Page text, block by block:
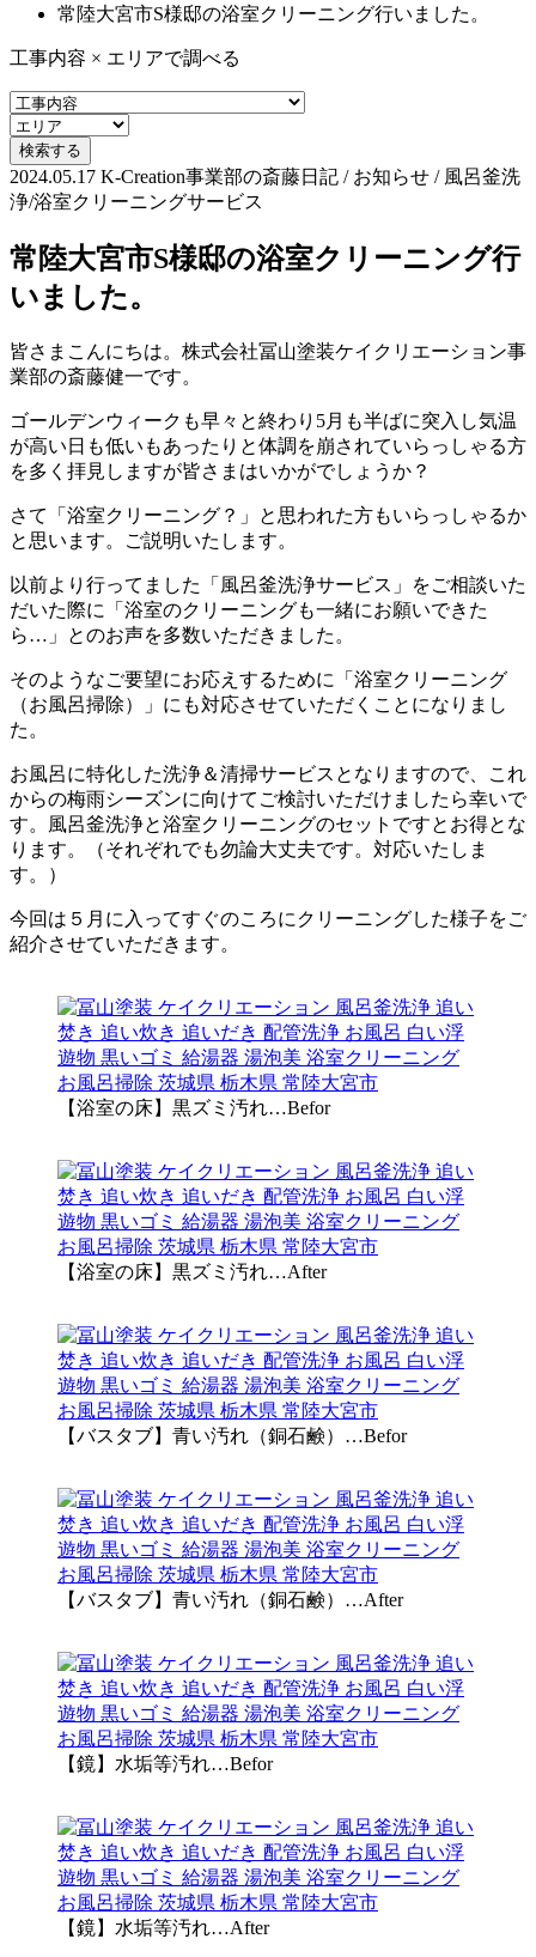
常陸大宮市S様邸の浴室クリーニング行いました。
工事内容 × エリアで調べる
2024.05.17 K-Creation事業部の斎藤日記 / お知らせ / 風呂釜洗
浄/浴室クリーニングサービス
常陸大宮市S様邸の浴室クリーニング行
いました。
皆さまこんにちは。株式会社冨山塗装ケイクリエーション事
業部の斎藤健一です。
ゴールデンウィークも早々と終わり5月も半ばに突入し気温
が高い日も低いもあったりと体調を崩されていらっしゃる方
を多く拝見しますが皆さまはいかがでしょうか？
さて「浴室クリーニング？」と思われた方もいらっしゃるか
と思います。ご説明いたします。
以前より行ってました「風呂釜洗浄サービス」をご相談いた
だいた際に「浴室のクリーニングも一緒にお願いできた
ら…」とのお声を多数いただきました。
そのようなご要望にお応えするために「浴室クリーニング
（お風呂掃除）」にも対応させていただくことになりまし
た。
お風呂に特化した洗浄＆清掃サービスとなりますので、これ
からの梅雨シーズンに向けてご検討いただけましたら幸いで
す。風呂釜洗浄と浴室クリーニングのセットですとお得とな
ります。（それぞれでも勿論大丈夫です。対応いたしま
す。）
今回は５月に入ってすぐのころにクリーニングした様子をご
紹介させていただきます。
【浴室の床】黒ズミ汚れ…Befor
【浴室の床】黒ズミ汚れ…After
【バスタブ】青い汚れ（銅石鹸）…Befor
【バスタブ】青い汚れ（銅石鹸）…After
【鏡】水垢等汚れ…Befor
【鏡】水垢等汚れ…After